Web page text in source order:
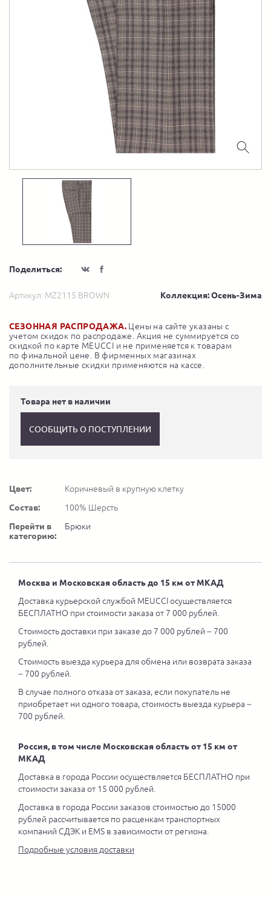
Поделиться:
Артикул: MZ2115 BROWN Коллекция: Осень-Зима
СЕЗОННАЯ РАСПРОДАЖА. Цены на сайте указаны с
учетом скидок по распродаже. Акция не суммируется со
скидкой по карте MEUCCI и не применяется к товарам
по финальной цене. В фирменных магазинах
дополнительные скидки применяются на кассе.
Товара нет в наличии
СООБЩИТЬ О ПОСТУПЛЕНИИ
Цвет:
Коричневый в крупную клетку
Состав:
100% Шерсть
Перейти в
категорию:
Брюки
Москва и Московская область до 15 км от МКАД
Доставка курьерской службой MEUCCI осуществляется
БЕСПЛАТНО при стоимости заказа от 7 000 рублей.
Стоимость доставки при заказе до 7 000 рублей – 700
рублей.
Стоимость выезда курьера для обмена или возврата заказа
– 700 рублей.
В случае полного отказа от заказа, если покупатель не
приобретает ни одного товара, стоимость выезда курьера –
700 рублей.
Россия, в том числе Московская область от 15 км от
МКАД
Доставка в города России осуществляется БЕСПЛАТНО при
стоимости заказа от 15 000 рублей.
Доставка в города России заказов стоимостью до 15000
рублей рассчитывается по расценкам транспортных
компаний СДЭК и EMS в зависимости от региона.
Подробные условия доставки